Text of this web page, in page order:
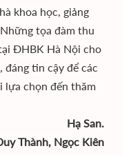
khoa học, giảng
tọa đàm thu
ĐHBK Hà Nội cho
tin cậy để các
lựa chọn đến thăm
Hạ San.
Thành, Ngọc Kiên